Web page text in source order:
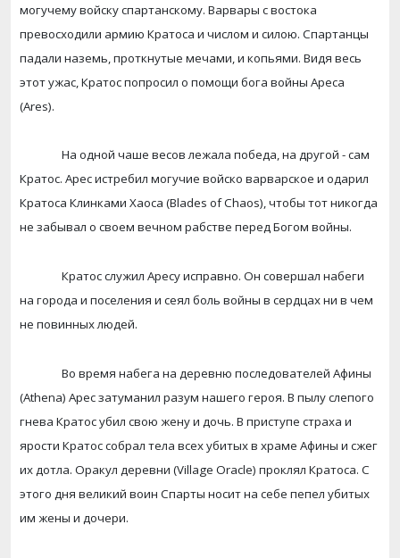
могучему войску спартанскому. Варвары с востока
превосходили армию Кратоса и числом и силою. Спартанцы
падали наземь, проткнутые мечами, и копьями. Видя весь
этот ужас, Кратос попросил о помощи бога войны Ареса
(Ares).
На одной чаше весов лежала победа, на другой - сам
Кратос. Арес истребил могучие войско варварское и одарил
Кратоса Клинками Хаоса (Blades ofChaos), чтобы тот никогда
не забывал о своем вечном рабстве перед Богом войны.
Кратос служил Аресу исправно. Он совершал набеги
на города и поселения и сеял боль войны в сердцах ни в чем
не повинных людей.
Во время набега на деревню последователей Афины
(Athena) Арес затуманил разум нашего героя. В пылу слепого
гнева Кратос убил свою жену и дочь. В приступе страха и
ярости Кратос собрал тела всех убитых в храме Афины и сжег
их дотла. Оракул деревни (Village Oracle) проклял Кратоса. С
этого дня великий воин Спарты носит на себе пепел убитых
им жены и дочери.